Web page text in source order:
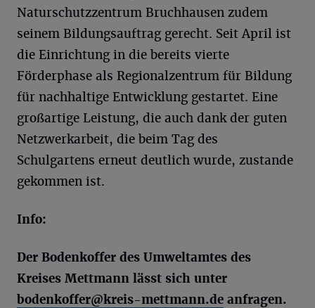
Naturschutzzentrum Bruchhausen zudem
seinem Bildungsauftrag gerecht. Seit April ist
die Einrichtung in die bereits vierte
Förderphase als Regionalzentrum für Bildung
für nachhaltige Entwicklung gestartet. Eine
großartige Leistung, die auch dank der guten
Netzwerkarbeit, die beim Tag des
Schulgartens erneut deutlich wurde, zustande
gekommen ist.
Info:
Der Bodenkoffer des Umweltamtes des
Kreises Mettmann lässt sich unter
bodenkoffer@kreis-mettmann.de anfragen.